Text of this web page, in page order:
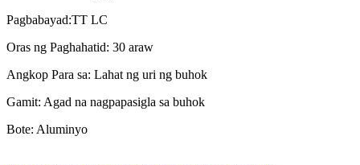
Pagbabayad:TT LC
Oras ng Paghahatid: 30 araw
Angkop Para sa: Lahat ng uri ng buhok
Gamit: Agad na nagpapasigla sa buhok
Bote: Aluminyo